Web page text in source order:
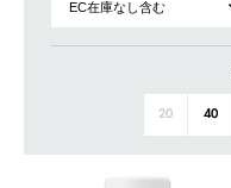
20 40